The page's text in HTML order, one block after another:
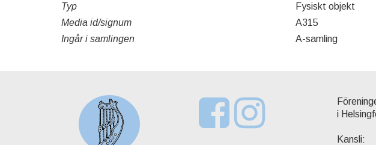
Typ
Fysiskt objekt
Media id/signum
A315
Ingår i samlingen
A-samling
i
Kansli: